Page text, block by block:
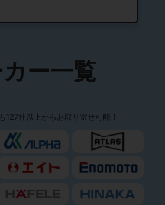
ー一覧
127社以上からお取り寄せ可能！